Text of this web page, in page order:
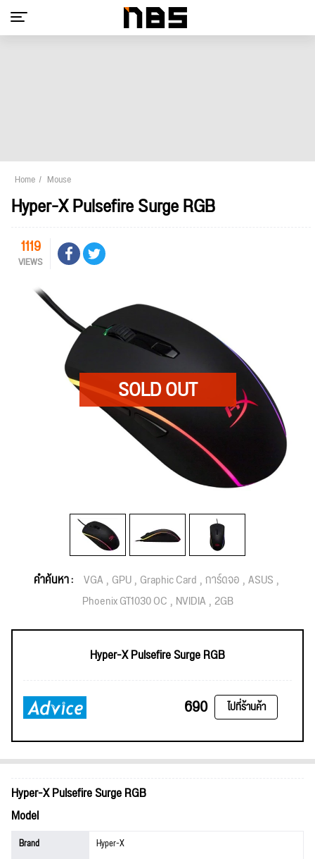
Home Mouse
Hyper-X Pulsefire Surge RGB
1119
VIEWS
คำค้นหา : VGA GPU Graphic Card การ์ดจอ ASUS
Phoenix GT1030 OC NVIDIA 2GB
Hyper-X Pulsefire Surge RGB
690 ไปที่ร้านค้า
Hyper-X Pulsefire Surge RGB
Model
Brand
Hyper-X